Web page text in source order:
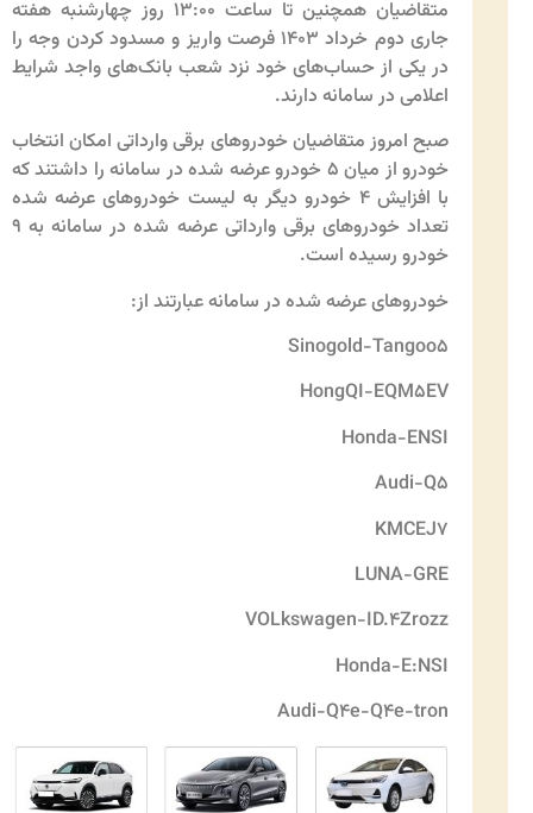
متقاضیان همچنین تا ساعت ۱۳:۰۰ روز چهارشنبه هفته
جاری دوم خرداد ۱۴۰۳ فرصت واریز و مسدود کردن وجه را
در یکی از حساب‌های خود نزد شعب بانک‌های واجد شرایط
اعلامی در سامانه دارند.
صبح امروز متقاضیان خودروهای برقی وارداتی امکان انتخاب
خودرو از میان ۵ خودرو عرضه شده در سامانه را داشتند که
با افزایش ۴ خودرو دیگر به لیست خودروهای عرضه شده
تعداد خودروهای برقی وارداتی عرضه شده در سامانه به ۹
خودرو رسیده است.
خودروهای عرضه شده در سامانه عبارتند از:
Sinogold-Tangoo۵
HongQI-EQM۵EV
Honda-ENSI
Audi-Q۵
KMCEJ۷
LUNA-GRE
VOLkswagen-ID.۴Zrozz
Honda-E:NSI
Audi-Q۴e-Q۴e-tron